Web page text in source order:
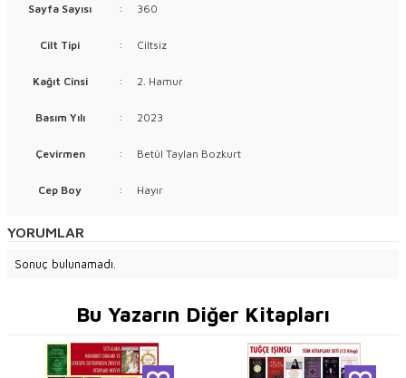
Sayfa Sayısı : 360
Cilt Tipi : Ciltsiz
Kağıt Cinsi : 2. Hamur
Basım Yılı : 2023
Çevirmen : Betül Taylan Bozkurt
Cep Boy : Hayır
YORUMLAR
Sonuç bulunamadı.
Bu Yazarın Diğer Kitapları